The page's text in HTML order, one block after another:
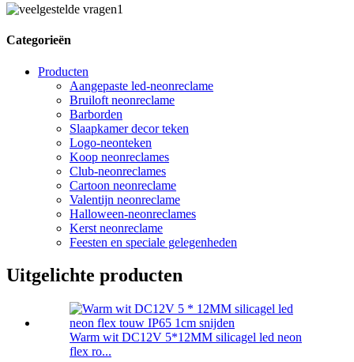
Categorieën
Producten
Aangepaste led-neonreclame
Bruiloft neonreclame
Barborden
Slaapkamer decor teken
Logo-neonteken
Koop neonreclames
Club-neonreclames
Cartoon neonreclame
Valentijn neonreclame
Halloween-neonreclames
Kerst neonreclame
Feesten en speciale gelegenheden
Uitgelichte producten
Warm wit DC12V 5*12MM silicagel led neon
flex ro...